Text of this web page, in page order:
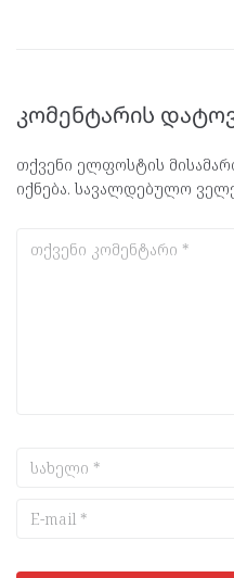
კომენტარის
თქვენი ელფოსტის
იქნება. სავალდებულო